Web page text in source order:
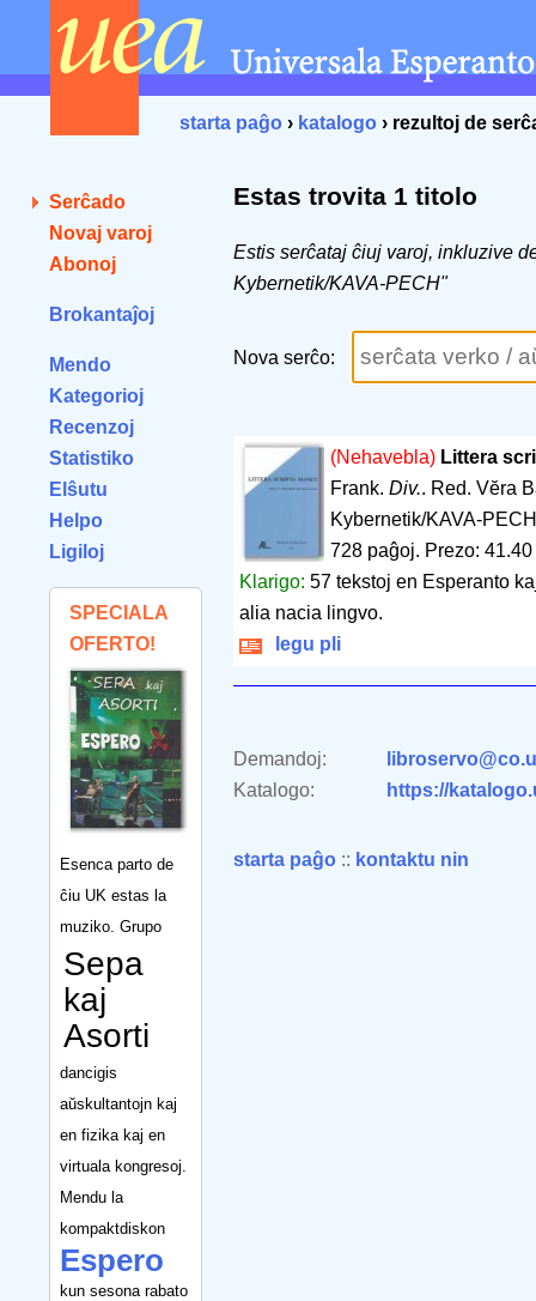
starta paĝo › katalogo › rezultoj de
Serĉado
Novaj varoj
Abonoj
Brokantaĵoj
Mendo
Kategorioj
Recenzoj
Statistiko
Elŝutu
Helpo
Ligiloj
SPECIALA
OFERTO!
Esenca parto de
ĉiu UK estas la
muziko. Grupo
Sepa
kaj
Asorti
dancigis
aŭskultantojn kaj
en fizika kaj en
virtuala kongresoj.
Mendu la
kompaktdiskon
Espero
kun sesona rabato
Estas trovita 1 titolo
Estis serĉataj ĉiuj varoj, inkluzive
Kybernetik/KAVA-PECH"
Nova serĉo:
(Nehavebla) Littera
Frank. Div.. Red. Vĕra
Kybernetik/KAVA-
728 paĝoj. Prezo: 41.40
Klarigo: 57 tekstoj en Esperanto
alia nacia lingvo.
legu pli
Demandoj:
Katalogo:
https://
starta paĝo :: kontaktu nin